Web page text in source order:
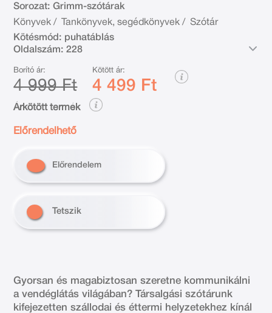
Sorozat: Grimm-szótárak
Könyvek / Tankönyvek, segédkönyvek /
Szótár
Kötésmód: puhatáblás
Oldalszám: 228
Borító ár:
4 999 Ft
Kötött ár:
4 499 Ft
Árkötött termék
Előrendelhető
Előrendelem
Tetszik
Gyorsan és magabiztosan szeretne kommunikálni
a vendéglátás világában? Társalgási szótárunk
kifejezetten szállodai és éttermi helyzetekhez kínál